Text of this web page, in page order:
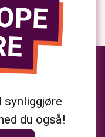
synliggjøre
du også!